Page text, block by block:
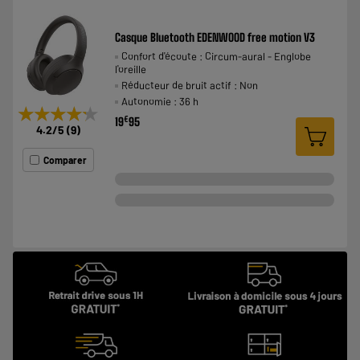
★★★★★
★★★★★
4.2/5 (9)
Comparer
Casque Bluetooth EDENWOOD free motion V3
Confort d'écoute : Circum-aural - Englobe
l'oreille
Réducteur de bruit actif : Non
Autonomie : 36 h
19€95